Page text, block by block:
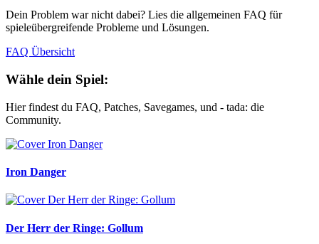
Dein Problem war nicht dabei? Lies die allgemeinen FAQ für
spieleübergreifende Probleme und Lösungen.
FAQ Übersicht
Wähle dein Spiel:
Hier findest du FAQ, Patches, Savegames, und - tada: die
Community.
Iron Danger
Der Herr der Ringe: Gollum